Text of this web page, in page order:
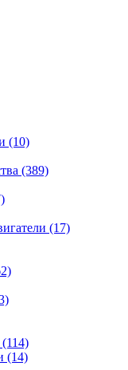
(10)
(389)
(17)
(114)
(14)